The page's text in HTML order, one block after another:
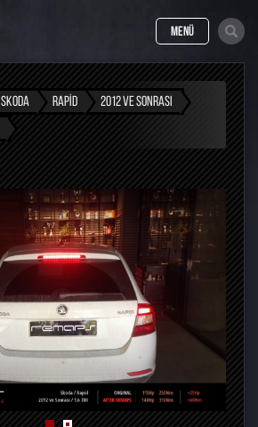
MENÜ
SKODA RAPID
2012 VE SONRASI